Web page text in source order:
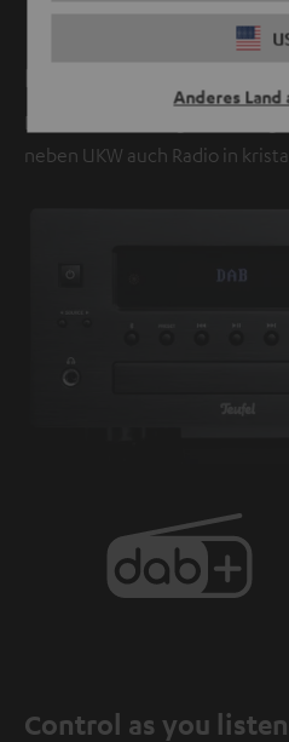
Anderes Land
neben UKW auch Radio in
Control as you listen